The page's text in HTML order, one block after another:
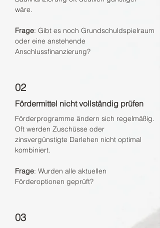
wäre.
Frage: Gibt es noch Grundschuldspielraum
oder eine anstehende
Anschlussfinanzierung?
02
Fördermittel nicht vollständig prüfen
Förderprogramme ändern sich regelmäßig.
Oft werden Zuschüsse oder
zinsvergünstigte Darlehen nicht optimal
kombiniert.
Frage: Wurden alle aktuellen
Förderoptionen geprüft?
03